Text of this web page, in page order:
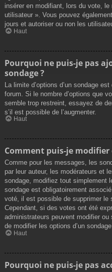
insérer en modifiant, lors du vote,
utilisateur ». Vous pouvez
jours et autoriser ou non les
Haut
Pourquoi ne puis-je pas
sondage ?
La limite d’options d’un sondage
forum. Si le nombre d’options que
semble trop restreint, essayez de
s’il est possible de l’augmenter.
Haut
Comment puis-je
Comme pour les messages, les
par leur auteur, les modérateurs et
sondage, modifiez tout simplement
sondage est obligatoirement
voté, il est possible de supprimer le
Cependant, si des votes ont été
administrateurs peuvent modifier
de modifier les options d’un
Haut
Pourquoi ne puis-je pas